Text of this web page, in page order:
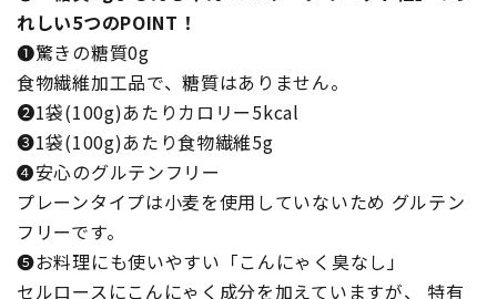
れしい5つのPOINT！
❶驚きの糖質0g
食物繊維加工品で、糖質はありません。
❷1袋(100g)あたりカロリー5kcal
❸1袋(100g)あたり食物繊維5g
❹安心のグルテンフリー
プレーンタイプは小麦を使用していないため グルテン
フリーです。
❺お料理にも使いやすい「こんにゃく臭なし」
セルロースにこんにゃく成分を加えていますが、 特有